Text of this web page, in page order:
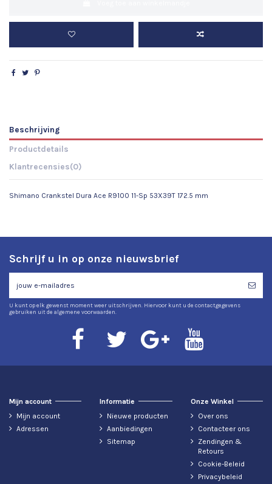
Beschrijving
Productdetails
Klantrecensies(0)
Shimano Crankstel Dura Ace R9100 11-Sp 53X39T 172.5 mm
Schrijf u in op onze nieuwsbrief
U kunt op elk gewenst moment weer uitschrijven. Hiervoor kunt u de contactgegevens
gebruiken uit de algemene voorwaarden.
Mijn account
Mijn account
Adressen
Informatie
Nieuwe producten
Aanbiedingen
Sitemap
Onze Winkel
Over ons
Contacteer ons
Zendingen &
Retours
Cookie-Beleid
Privacybeleid